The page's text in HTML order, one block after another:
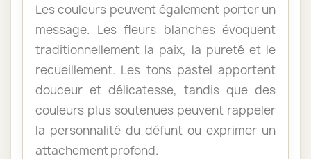
Les couleurs peuvent également porter un
message. Les fleurs blanches évoquent
traditionnellement la paix, la pureté et le
recueillement. Les tons pastel apportent
douceur et délicatesse, tandis que des
couleurs plus soutenues peuvent rappeler
la personnalité du défunt ou exprimer un
attachement profond.